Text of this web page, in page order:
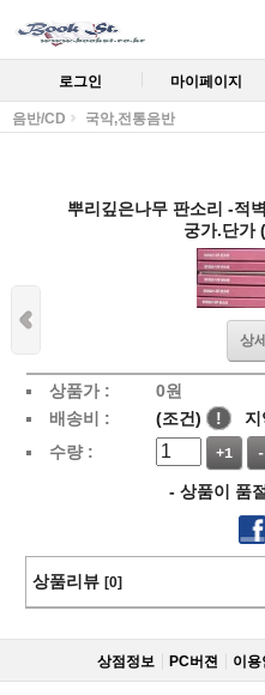
로그인 마이페이지
음반/CD 국악,전통음반
뿌리깊은나무 판소리 -적
궁가.단가
상
상품가 : 0원
배송비 :
(조건) ! 지
수량 :
+1
- 상품이 품
상품리뷰 [0]
상점정보 PC버젼 이용